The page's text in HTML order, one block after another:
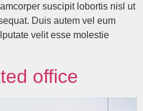
suscipit lobortis nisl ut
Duis autem vel eum
velit esse molestie
office